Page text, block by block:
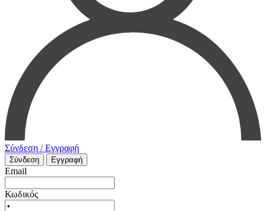
Σύνδεση / Εγγραφή
Σύνδεση Εγγραφή
Email
Κωδικός